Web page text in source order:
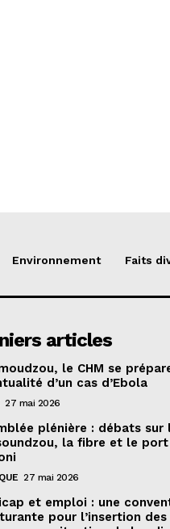
Environnement Faits
articles
le CHM se
d’un cas d’Ebola
27 mai 2026
plénière : débats sur
la fibre et le port
27 mai 2026
et emploi : une
pour l’insertion des